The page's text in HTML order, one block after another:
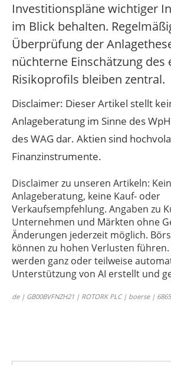
Investitionspläne wichtiger
im Blick behalten.
Überprüfung der
nüchterne Einschätzung des
Risikoprofils bleiben zentral.
Disclaimer: Dieser Artikel stellt
Anlageberatung im Sinne des
des WAG dar. Aktien sind
Finanzinstrumente.
Disclaimer zu unseren Artikeln:
Anlageberatung, keine Kauf- oder
Verkaufsempfehlung. Angaben zu
Unternehmen und Märkten ohne
Änderungen jederzeit möglich.
können zu hohen Verlusten
werden ganz oder teilweise
Unterstützung von AI erstellt und
de | GB00BVFNZH21 | ROTORK PLC | boerse |